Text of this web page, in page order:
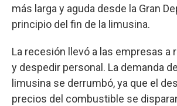
más larga y aguda desde la Gran
principio del fin de la limusina.
La recesión llevó a las empresas a
y despedir personal. La demanda
limusina se derrumbó, ya que el
precios del combustible se